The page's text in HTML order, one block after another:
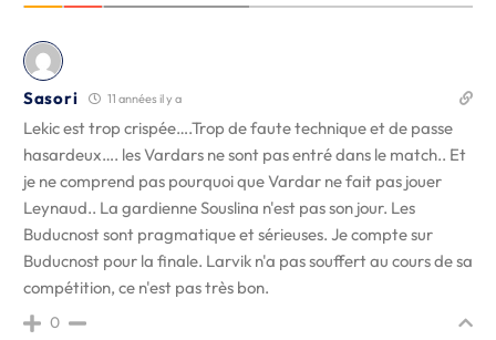
Sasori 11 années il y a
Lekic est trop crispée….Trop de faute technique et de passe
hasardeux…. les Vardars ne sont pas entré dans le match.. Et
je ne comprend pas pourquoi que Vardar ne fait pas jouer
Leynaud.. La gardienne Souslina n'est pas son jour. Les
Buducnost sont pragmatique et sérieuses. Je compte sur
Buducnost pour la finale. Larvik n'a pas souffert au cours de sa
compétition, ce n'est pas très bon.
0